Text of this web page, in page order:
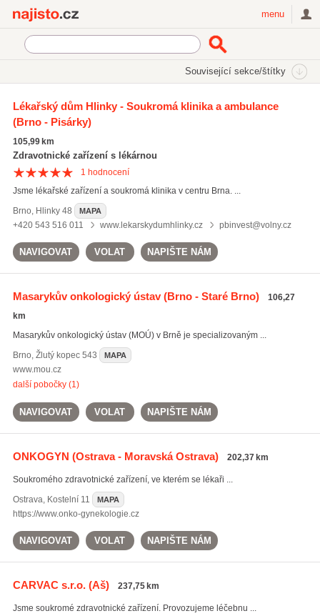
menu
Související sekce/štítky
Lékařský dům Hlinky - Soukromá klinika a ambulance
(Brno - Pisárky)
105,99 km
Zdravotnické zařízení s lékárnou
1 hodnocení
Jsme lékařské zařízení a soukromá klinika v centru Brna. ...
Brno, Hlinky 48 MAPA
+420 543 516 011 www.lekarskydumhlinky.cz pbinvest@volny.cz
NAVIGOVAT VOLAT NAPIŠTE NÁM
Masarykův onkologický ústav(Brno - Staré Brno)
106,27
km
Masarykův onkologický ústav (MOÚ) v Brně je specializovaným ...
Brno, Žlutý kopec 543 MAPA
www.mou.cz
další pobočky (1)
NAVIGOVAT VOLAT NAPIŠTE NÁM
ONKOGYN (Ostrava - Moravská Ostrava) 202,37 km
Soukromého zdravotnické zařízení, ve kterém se lékaři ...
Ostrava, Kostelní 11 MAPA
https://www.onko-gynekologie.cz
NAVIGOVAT VOLAT NAPIŠTE NÁM
CARVAC s.r.o.(Aš) 237,75 km
Jsme soukromé zdravotnické zařízení. Provozujeme léčebnu ...